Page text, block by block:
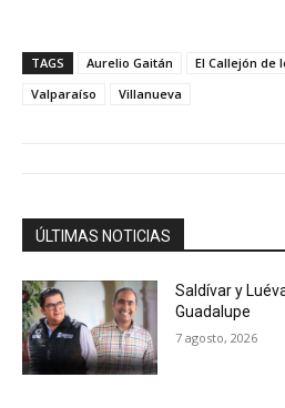
TAGS Aurelio Gaitán El Callejón de
Valparaíso
Villanueva
ÚLTIMAS NOTICIAS
Saldívar y
Guadalupe
7 agosto, 2026